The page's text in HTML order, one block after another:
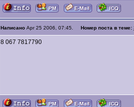
Написано Apr 25 2006, 07:45. Номер поста в теме:
8 067 7817790